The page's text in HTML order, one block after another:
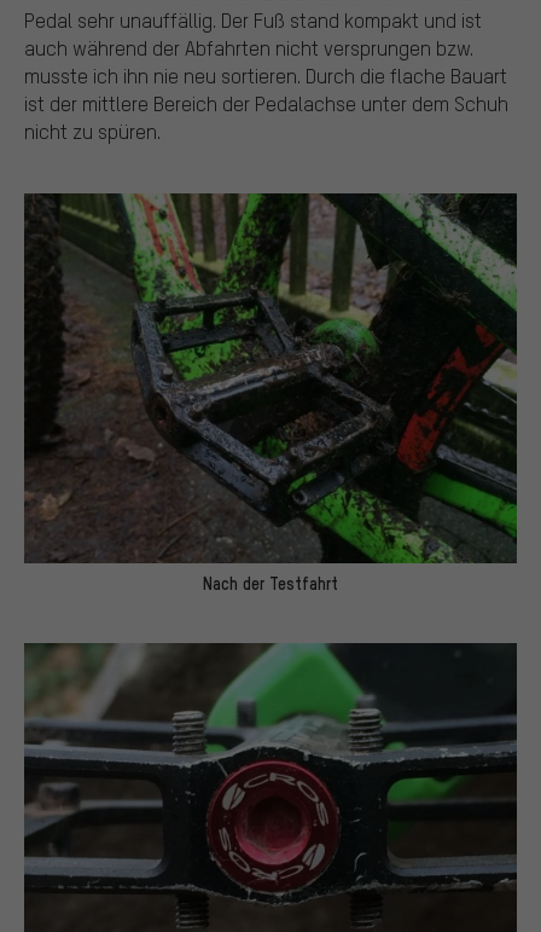
Pedal sehr unauffällig. Der Fuß stand kompakt und ist
auch während der Abfahrten nicht versprungen bzw.
musste ich ihn nie neu sortieren. Durch die flache Bauart
ist der mittlere Bereich der Pedalachse unter dem Schuh
nicht zu spüren.
Nach der Testfahrt